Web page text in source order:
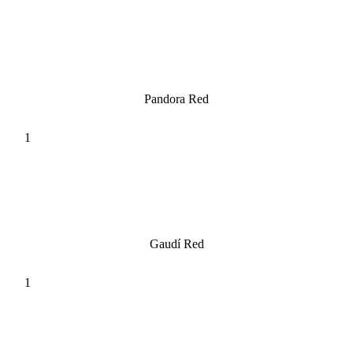
Pandora Red
Gaudí Red